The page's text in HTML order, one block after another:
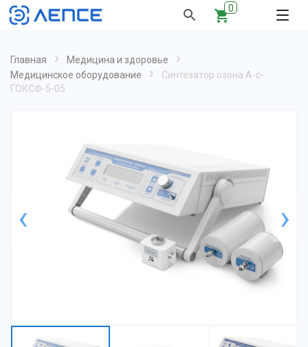
0
Главная › Медицина и здоровье ›
Медицинское оборудование ›
Синтезатор озона А-с-
ГОКСФ-5-05
‹ ›